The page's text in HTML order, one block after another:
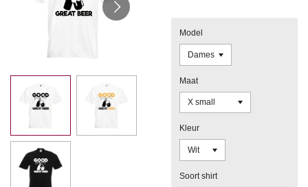
Model
Maat
Kleur
Soort shirt